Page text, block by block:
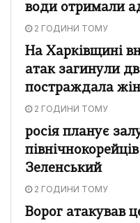
води отримали
2 ГОДИНИ ТОМУ
На Харківщині
атак загинули
постраждала
2 ГОДИНИ ТОМУ
росія планує
Зеленський
2 ГОДИНИ ТОМУ
Ворог атакував